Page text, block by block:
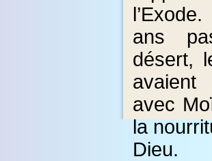
ans
désert,
avaient
avec
la
Dieu.